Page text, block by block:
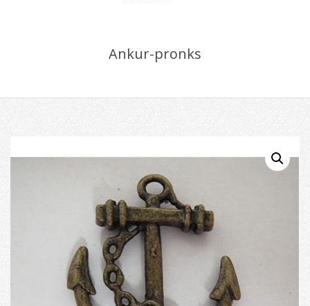
Ankur-pronks